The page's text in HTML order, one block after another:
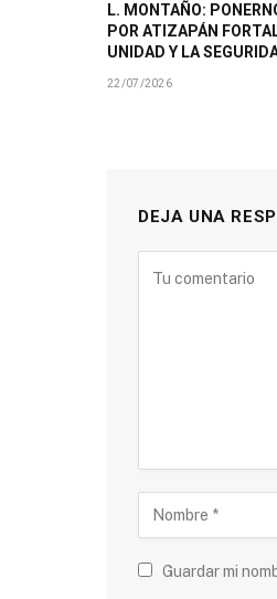
L. MONTAÑO:
POR ATIZAPÁN
UNIDAD Y LA
22/07/2026
DEJA UNA
Guardar mi